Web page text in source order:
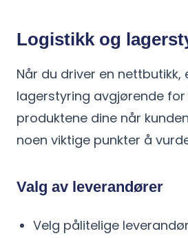
Logistikk og
Når du driver en nettbutikk,
lagerstyring avgjørende for
produktene dine når
noen viktige punkter å
Valg av leverandører
Velg pålitelige